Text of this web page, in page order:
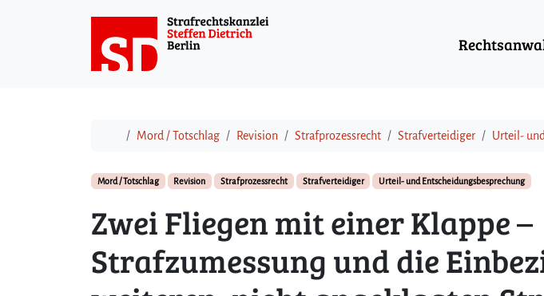
StartMord / Totschlag Revision Strafprozessrecht Strafverteidiger Urteil-
Mord / Totschlag Revision Strafprozessrecht Strafverteidiger Urteil- und Entscheidungsbesprechung
Zwei Fliegen mit einer Klappe –
Strafzumessung und die